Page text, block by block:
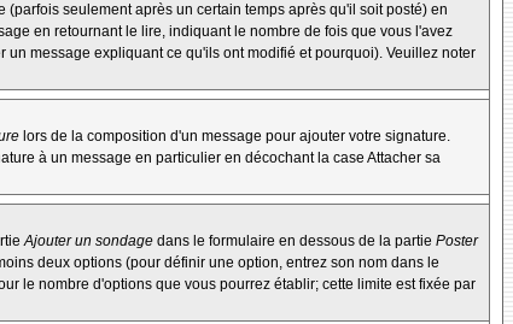
seulement après un certain temps après qu'il soit posté) en
en retournant le lire, indiquant le nombre de fois que vous l'avez
message expliquant ce qu'ils ont modifié et pourquoi). Veuillez noter
lors de la composition d'un message pour ajouter votre signature.
à un message en particulier en décochant la case Attacher sa
Ajouter un sondage dans le formulaire en dessous de la partie Poster
deux options (pour définir une option, entrez son nom dans le
le nombre d'options que vous pourrez établir; cette limite est fixée par